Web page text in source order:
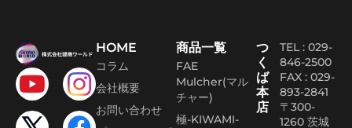
HOME
コラム
会社概要
お問い合わせ
商品一覧
FAE
Mulcher(マル
チャー)
極-KIWAMI-
つ
く
ば
本
店
TEL : 029-
846-2500
FAX : 029-
893-2841
〒300-
1260 茨城